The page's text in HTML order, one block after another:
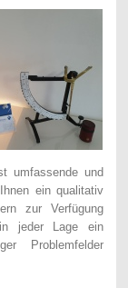
umfassende und
Ihnen ein qualitativ
zur Verfügung
jeder Lage ein
Problemfelder